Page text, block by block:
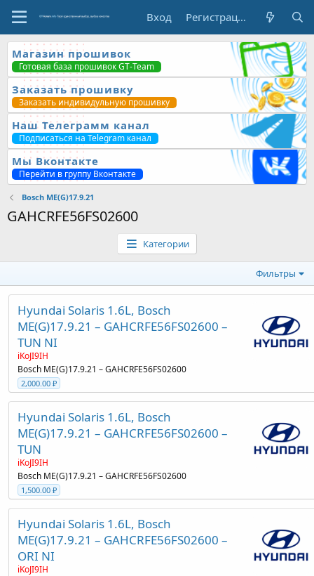
Вход Регистрация
Магазин прошивок
Готовая база прошивок GT-Team
Заказать прошивку
Заказать индивидульную прошивку
Наш Телеграмм канал
Подписаться на Telegram канал
Мы Вконтакте
Перейти в группу Вконтакте
Bosch ME(G)17.9.21
GAHCRFE56FS02600
Категории
Фильтры
Hyundai Solaris 1.6L, Bosch
ME(G)17.9.21 – GAHCRFE56FS02600 –
TUN NI
iKoJI9IH
Bosch ME(G)17.9.21 – GAHCRFE56FS02600
2,000.00 ₽
Hyundai Solaris 1.6L, Bosch
ME(G)17.9.21 – GAHCRFE56FS02600 –
TUN
iKoJI9IH
Bosch ME(G)17.9.21 – GAHCRFE56FS02600
1,500.00 ₽
Hyundai Solaris 1.6L, Bosch
ME(G)17.9.21 – GAHCRFE56FS02600 –
ORI NI
iKoJI9IH